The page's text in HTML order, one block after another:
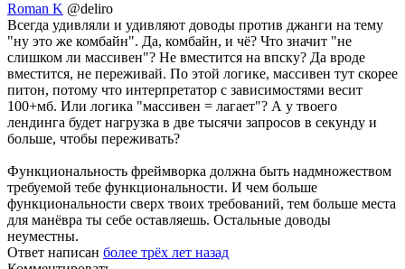
Roman K @deliro
Всегда удивляли и удивляют доводы против джанги на тему
"ну это же комбайн". Да, комбайн, и чё? Что значит "не
слишком ли массивен"? Не вместится на впску? Да вроде
вместится, не переживай. По этой логике, массивен тут скорее
питон, потому что интерпретатор с зависимостями весит
100+мб. Или логика "массивен = лагает"? А у твоего
лендинга будет нагрузка в две тысячи запросов в секунду и
больше, чтобы переживать?
Функциональность фреймворка должна быть надмножеством
требуемой тебе функциональности. И чем больше
функциональности сверх твоих требований, тем больше места
для манёвра ты себе оставляешь. Остальные доводы
неуместны.
Ответ написан более трёх лет назад